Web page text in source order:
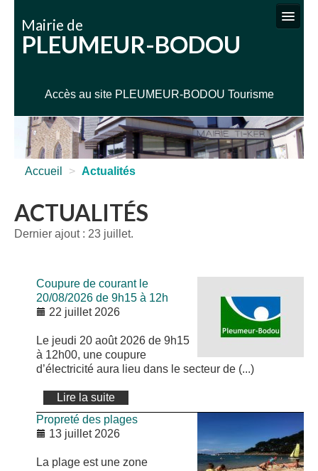
Mairie de
PLEUMEUR-BODOU
Accès au site PLEUMEUR-BODOU Tourisme
VIE MUNICIPALE
SERVICES TECHNIQUES
ENFANCE JEUNESSE SPORTS
CULTURE / LOISIRS
Accueil > Actualités
ACTUALITÉS
Dernier ajout : 23 juillet.
Coupure de courant le
20/08/2026 de 9h15 à 12h
22 juillet 2026
Le jeudi 20 août 2026 de 9h15
à 12h00, une coupure
d’électricité aura lieu dans le secteur de (...)
Lire la suite
Propreté des plages
13 juillet 2026
La plage est une zone